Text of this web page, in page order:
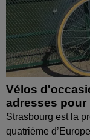
Vélos
adresses pour
Strasbourg est la
quatrième